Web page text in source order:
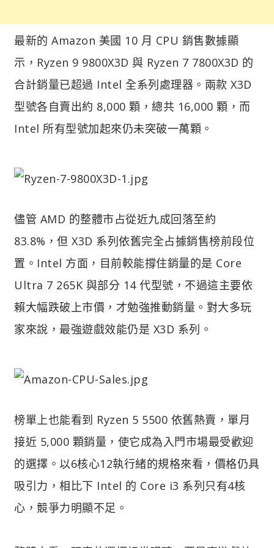
最新的 Amazon 美國 10 月 CPU 銷售數據顯
示，Ryzen 9 9800X3D 與 Ryzen 7 7800X3D 的
合計銷量已超過 Intel 全系列處理器。兩款 X3D
型號各自賣出約 8,000 顆，總共 16,000 顆，而
Intel 所有型號加起來仍未突破一萬顆。
儘管 AMD 的整體市占從近九成回落至約
83.8%，但 X3D 系列依舊完全占據銷售榜前段位
置。Intel 方面，目前較能撐住銷量的是 Core
Ultra 7 265K 與部分 14 代型號，不過這主要依
賴大幅跌破上市價，才勉強推動銷量。對大多玩
家來說，最強遊戲效能仍是 X3D 系列。
榜單上也能看到 Ryzen 5 5500 依舊熱賣，單月
接近 5,000 顆銷量，使它成為入門市場最受歡迎
的選擇。以6核心12執行緒的規格來看，價格仍具
吸引力，相比下 Intel 的 Core i3 系列只有4核
心，競爭力明顯不足。